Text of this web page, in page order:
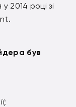
2014 році зі
був